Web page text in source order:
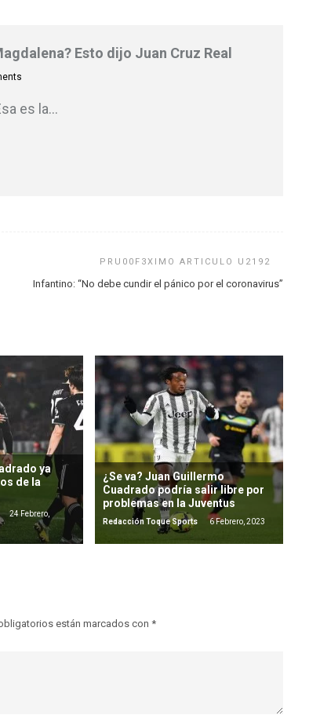
Esto dijo Juan Cruz Real
es la…
Infantino: “No debe cundir el pánico por el coronavirus”
ya
de la
24 Febrero,
¿Se va? Juan Guillermo
Cuadrado podría salir libre por
problemas en la Juventus
Redacción Toque Sports 6 Febrero, 2023
están marcados con *